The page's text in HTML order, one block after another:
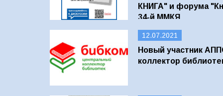
КНИГА" и форума
34-й ММКЯ
12.07.2021
Новый участник
коллектор